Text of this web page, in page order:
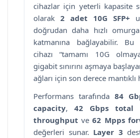
cihazlar için yeterli kapasite
olarak 2 adet 10G SFP+
doğrudan daha hızlı
katmanına bağlayabilir. Bu
cihazı “tamamı 10G
gigabit sınırını aşmaya
ağları için son derece mantıklı
Performans tarafında 84
capacity, 42 Gbps total
throughput ve62 Mpps
değerleri sunar. Layer 3